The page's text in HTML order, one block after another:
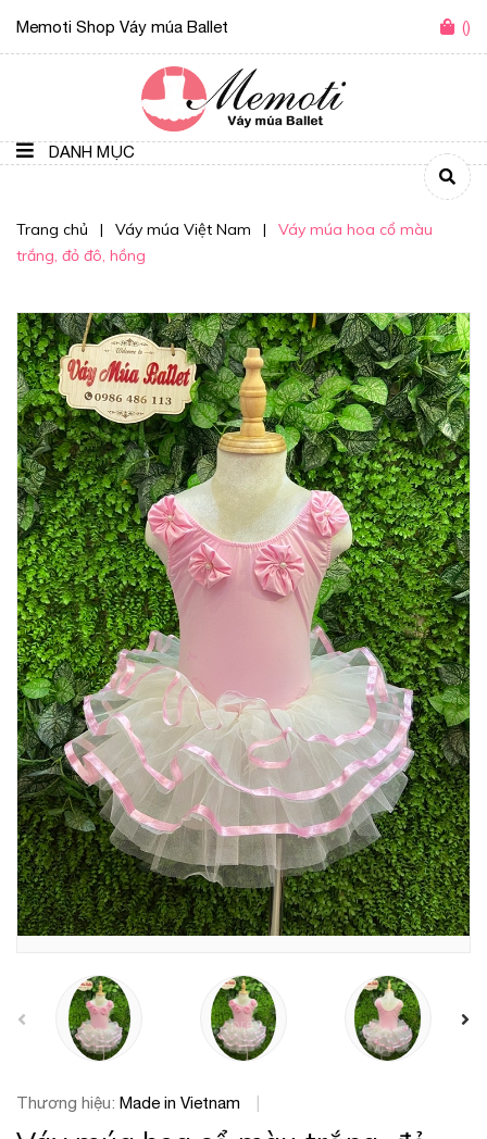
Memoti Shop Váy múa Ballet ()
DANH MỤC
Trang chủ | Váy múa Việt Nam |
Váy múa hoa cổ màu
trắng, đỏ đô, hồng
prev
Thương hiệu: Made in Vietnam